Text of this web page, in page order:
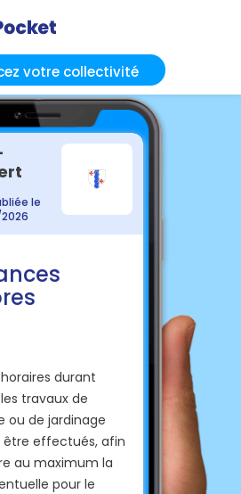
votre collectivité
le
durant
travaux de
ou de jardinage
effectués, afin
au maximum la
pour le